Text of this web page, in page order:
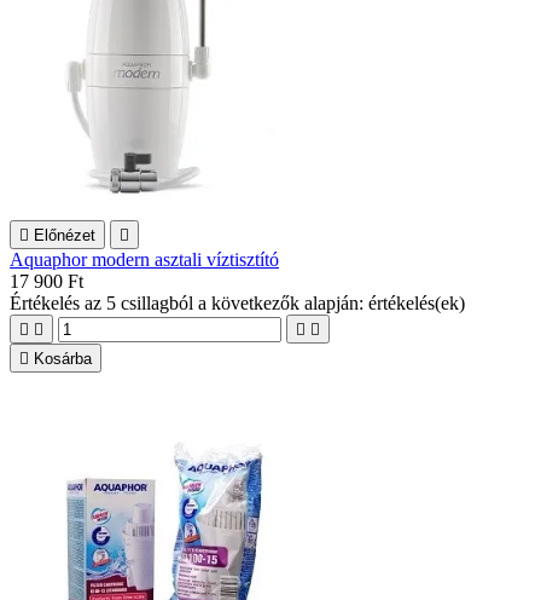
 Előnézet 
Aquaphor modern asztali víztisztító
17 900 Ft
Értékelés az 5 csillagból a következők alapján: értékelés(ek)
   
 Kosárba